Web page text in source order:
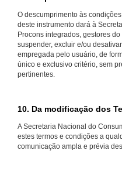
O descumprimento às
deste instrumento dará à
Procons integrados, gestores
suspender, excluir e/ou
empregada pelo usuário, de
único e exclusivo critério, sem
pertinentes.
10. Da modificação dos
A Secretaria Nacional do
estes termos e condições a
comunicação ampla e prévia